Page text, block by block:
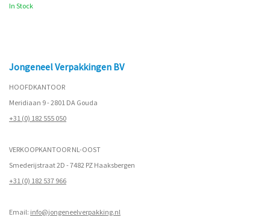
In Stock
Jongeneel Verpakkingen BV
HOOFDKANTOOR
Meridiaan 9 - 2801 DA Gouda
+31 (0) 182 555 050
VERKOOPKANTOOR NL-OOST
Smederijstraat 2D - 7482 PZ Haaksbergen
+31 (0) 182 537 966
Email: info@jongeneelverpakking.nl